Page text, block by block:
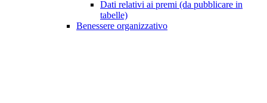
Dati relativi ai premi (da pubblicare in
tabelle)
Benessere organizzativo